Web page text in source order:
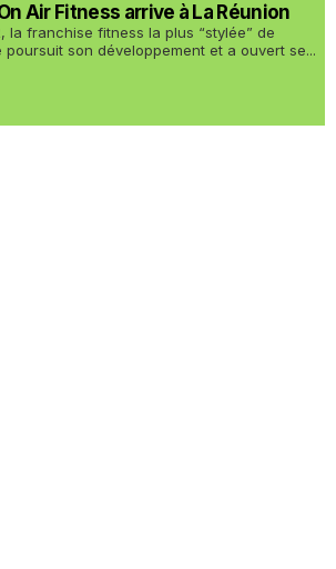
Air Fitness arrive à La Réunion
la franchise fitness la plus “stylée” de
poursuit son développement et a ouvert se...